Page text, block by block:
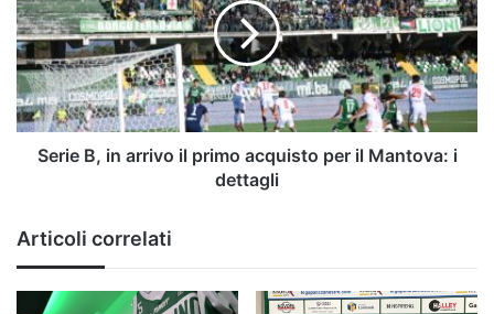
Nesta
in
B
arrivo
il
primo
acquisto
per
il
Mantova:
Serie B, in arrivo il primo acquisto per il Mantova: i
dettagli
Articoli correlati